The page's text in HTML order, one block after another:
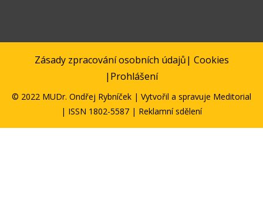
Zásady zpracování osobních údajů| Cookies
| Prohlášení
© 2022 MUDr. Ondřej Rybníček | Vytvořil a spravuje Meditorial
| ISSN 1802-5587 | Reklamní sdělení